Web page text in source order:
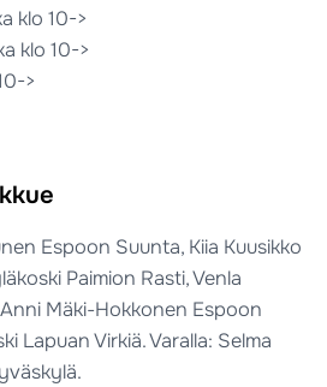
klo 10->
klo 10->
>
Espoon Suunta, Kiia Kuusikko
Paimion Rasti, Venla
Mäki-Hokkonen Espoon
Lapuan Virkiä. Varalla: Selma